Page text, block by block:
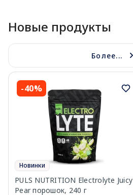
Новые продукты
Более...
-40%
Новинки
PULS NUTRITION Electrolyte Juicy
Pear порошок, 240 г